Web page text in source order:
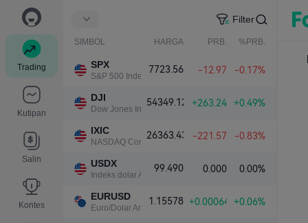
Trading
Kutipan
Salin
Kontes
Filter
SIMBOL HARGA PRB. %PRB.
SPX
S&P 500 Index
7723.56 -12.97 -0.17%
DJI
Dow Jones Industrial Average
54349.12 +263.24 +0.49%
IXIC
NASDAQ Composite Index
26363.43 -221.57 -0.83%
USDX
Indeks dolar AS
99.490 0.000 0.00%
EURUSD
Euro/Dolar Amerika
1.15578 +0.00064 +0.06%